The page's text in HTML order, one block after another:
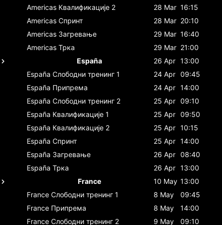
Americas Квалификације 2 28 Mar 16:15
Americas Спринт 28 Mar 20:10
Americas Загревање 29 Mar 16:40
Americas Трка 29 Mar 21:00
España
26 Apr 13:00
España Слободни тренинг 1 24 Apr 09:45
España Припрема 24 Apr 14:00
España Слободни тренинг 2 25 Apr 09:10
España Квалификације 1 25 Apr 09:50
España Квалификације 2 25 Apr 10:15
España Спринт 25 Apr 14:00
España Загревање 26 Apr 08:40
España Трка 26 Apr 13:00
France
10 May 13:00
France Слободни тренинг 1 8 May
09:45
France Припрема 8 May
14:00
France Слободни тренинг 2 9 May
09:10